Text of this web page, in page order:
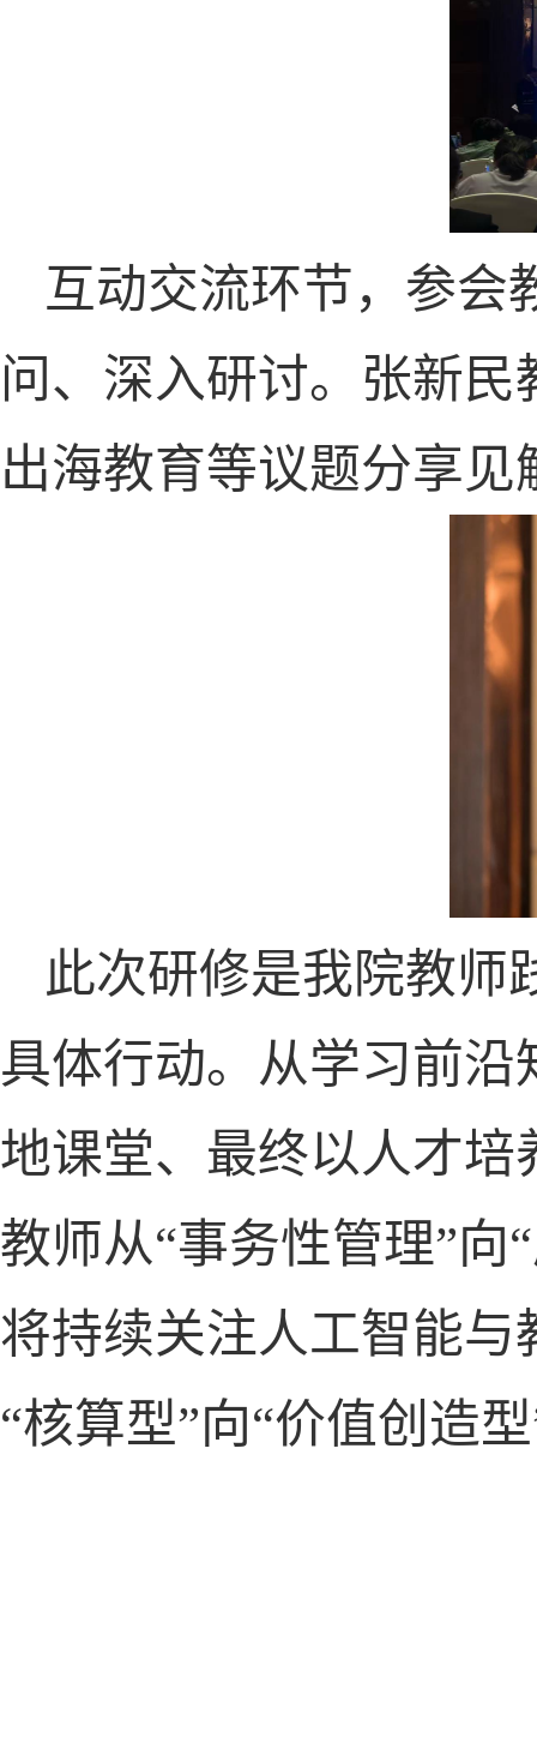
互动交流环节，参会
问、深入研讨。张新
出海教育等议题分享见
此次研修是我院教师
具体行动。从学习前
地课堂、最终以人才
教师从“事务性管理”向
将持续关注人工智能
“核算型”向“价值创造